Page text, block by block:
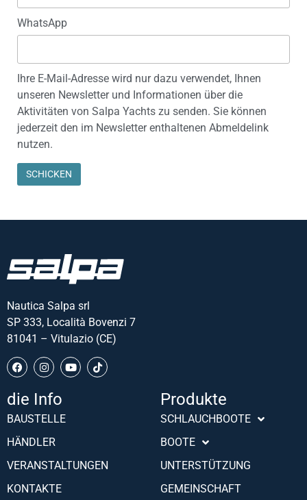
WhatsApp
Ihre E-Mail-Adresse wird nur dazu verwendet, Ihnen
unseren Newsletter und Informationen über die
Aktivitäten von Salpa Yachts zu senden. Sie können
jederzeit den im Newsletter enthaltenen Abmeldelink
nutzen.
Nautica Salpa srl
SP 333, Località Bovenzi 7
81041 – Vitulazio (CE)
die Info
BAUSTELLE
HÄNDLER
VERANSTALTUNGEN
KONTAKTE
Produkte
SCHLAUCHBOOTE
BOOTE
UNTERSTÜTZUNG
GEMEINSCHAFT